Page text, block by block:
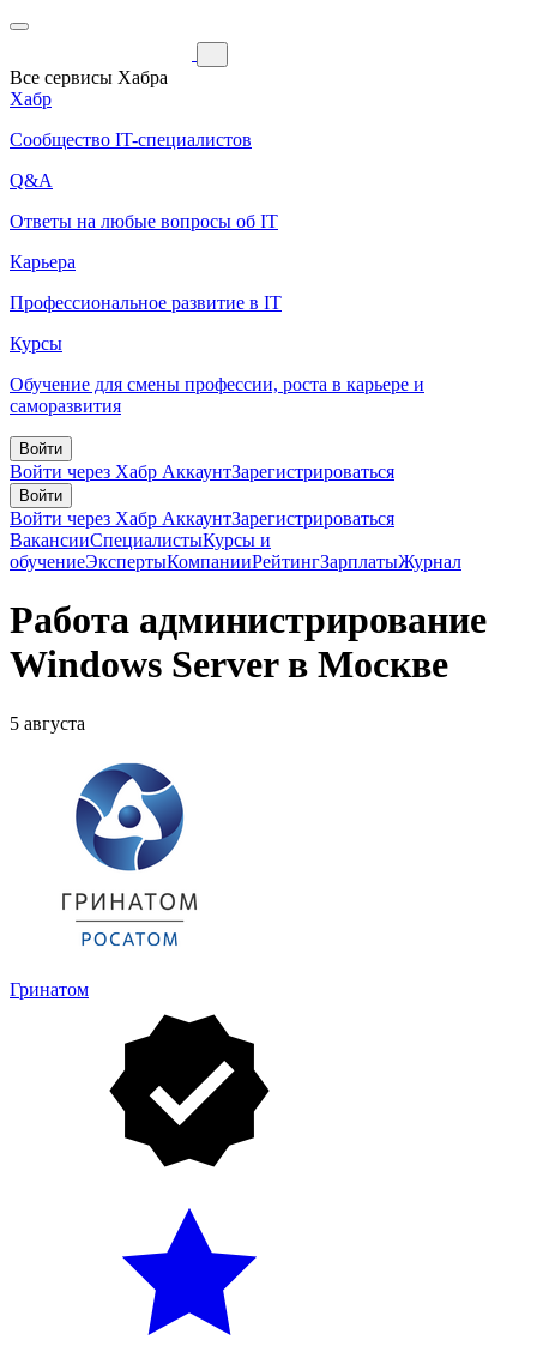
Все сервисы Хабра
Хабр
Сообщество IT-специалистов
Q&A
Ответы на любые вопросы об IT
Карьера
Профессиональное развитие в IT
Курсы
Обучение для смены профессии, роста в карьере и
саморазвития
Войти
Войти через Хабр АккаунтЗарегистрироваться
Войти
Войти через Хабр АккаунтЗарегистрироваться
ВакансииСпециалистыКурсы и
обучениеЭкспертыКомпанииРейтингЗарплатыЖурнал
Работа администрирование
Windows Server в Москве
5 августа
Гринатом